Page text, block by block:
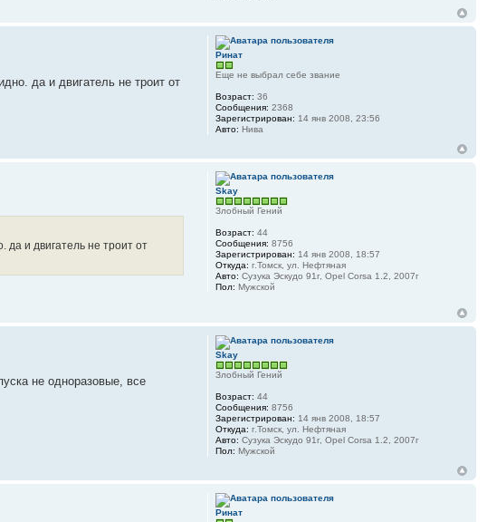
да и двигатель не троит от
Ринат
Еще не выбрал себе звание
Возраст: 36
Сообщения: 2368
Зарегистрирован: 14 янв 2008, 23:56
Авто: Нива
да и двигатель не троит от
Skay
Злобный Гений
Возраст: 44
Сообщения: 8756
Зарегистрирован: 14 янв 2008, 18:57
Откуда: г.Томск, ул. Нефтяная
Авто: Сузука Эскудо 91г, Opel Corsa 1.2, 2007г
Пол: Мужской
не одноразовые, все
Skay
Злобный Гений
Возраст: 44
Сообщения: 8756
Зарегистрирован: 14 янв 2008, 18:57
Откуда: г.Томск, ул. Нефтяная
Авто: Сузука Эскудо 91г, Opel Corsa 1.2, 2007г
Пол: Мужской
Ринат